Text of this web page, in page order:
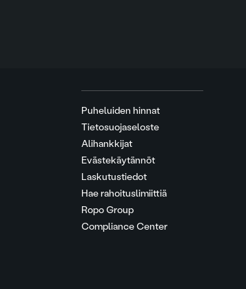
Puheluiden hinnat
Tietosuojaseloste
Alihankkijat
Evästekäytännöt
Laskutustiedot
Hae rahoituslimiittiä
Ropo Group
Compliance Center